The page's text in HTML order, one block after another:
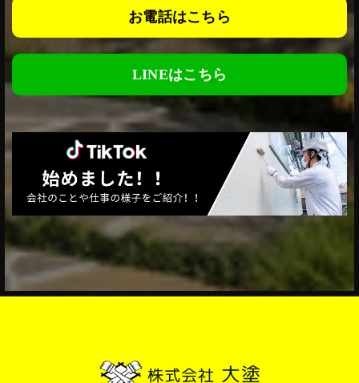
お電話はこちら
LINEはこちら